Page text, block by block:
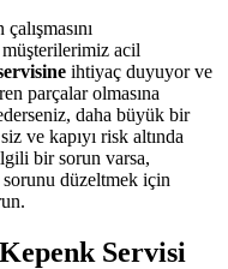
acil
ihtiyaç duyuyor ve
parçalar olmasına
daha büyük bir
ve kapıyı risk altında
bir sorun varsa,
düzeltmek için
Servisi